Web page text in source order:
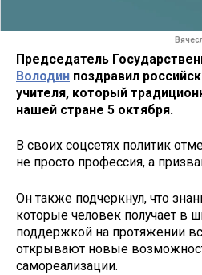
Председатель
Володин поздравил
учителя, который
нашей стране 5 октября.
В своих соцсетях политик
не просто профессия, а
Он также подчеркнул, что
которые человек получает в
поддержкой на протяжении
открывают новые
самореализации.